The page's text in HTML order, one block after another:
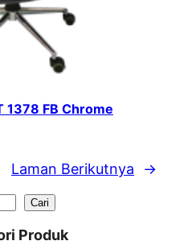
1378 FB Chrome
Laman Berikutnya →
Cari
Produk